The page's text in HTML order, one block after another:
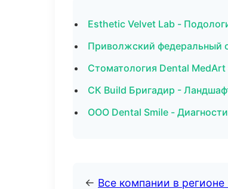
Esthetic Velvet Lab -
Приволжский федеральный
Стоматология Dental
СК Build Бригадир -
ООО Dental Smile -
← Все компании в